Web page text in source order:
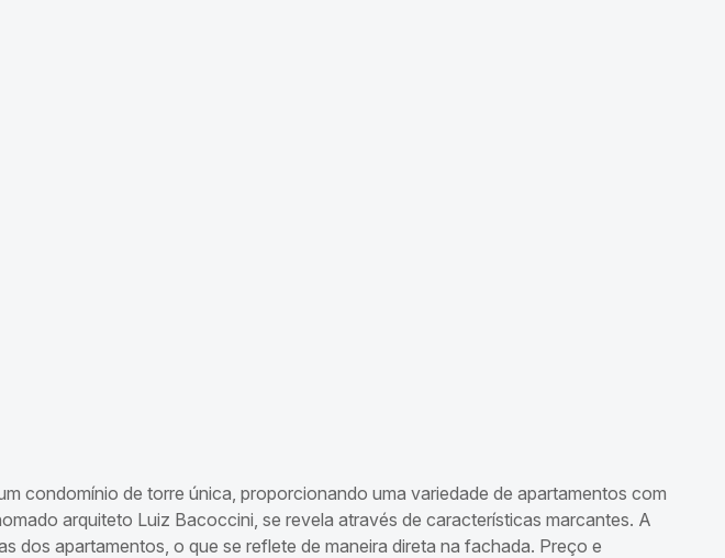
condomínio de torre única, proporcionando uma variedade de apartamentos com
arquiteto Luiz Bacoccini, se revela através de características marcantes. A
dos apartamentos, o que se reflete de maneira direta na fachada. Preço e